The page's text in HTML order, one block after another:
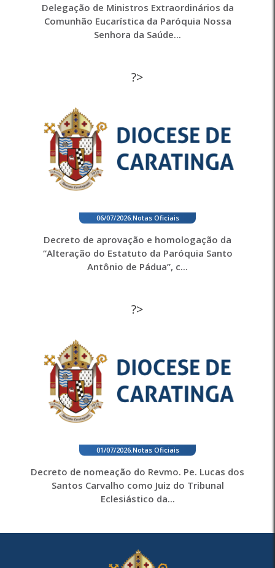
Delegação de Ministros Extraordinários da
Comunhão Eucarística da Paróquia Nossa
Senhora da Saúde...
?>
06/07/2026. Notas Oficiais
Decreto de aprovação e homologação da
“Alteração do Estatuto da Paróquia Santo
Antônio de Pádua”, c...
?>
01/07/2026. Notas Oficiais
Decreto de nomeação do Revmo. Pe. Lucas dos
Santos Carvalho como Juiz do Tribunal
Eclesiástico da...